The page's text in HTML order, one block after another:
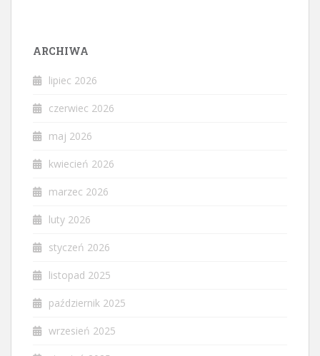
ARCHIWA
lipiec 2026
czerwiec 2026
maj 2026
kwiecień 2026
marzec 2026
luty 2026
styczeń 2026
listopad 2025
październik 2025
wrzesień 2025